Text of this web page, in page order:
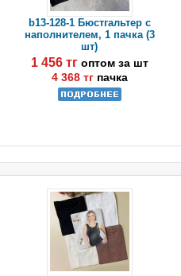
b13-128-1 Бюстгальтер с
наполнителем, 1 пачка (3
шт)
1 456 тг оптом за шт
4 368 тг пачка